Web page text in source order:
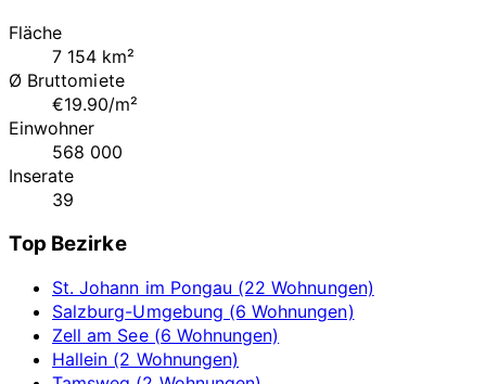
Fläche
7 154 km²
Ø Bruttomiete
€19.90/m²
Einwohner
568 000
Inserate
39
Top Bezirke
St. Johann im Pongau (22 Wohnungen)
Salzburg-Umgebung (6 Wohnungen)
Zell am See (6 Wohnungen)
Hallein (2 Wohnungen)